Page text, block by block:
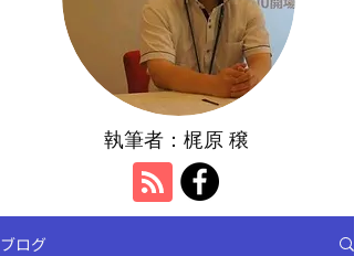
執筆者：​梶原 穣
ブログ